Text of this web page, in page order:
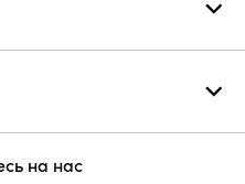
на нас